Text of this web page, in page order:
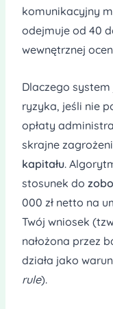
komunikacyjny
odejmuje od 40
wewnętrznej
Dlaczego
ryzyka, jeśli nie
opłaty
skrajne
kapitału.
stosunek do
000 zł netto na
Twój wniosek
nałożona przez
działa jako
rule).